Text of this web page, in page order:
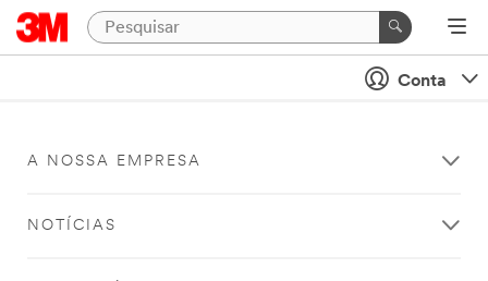
Conta
A NOSSA EMPRESA
NOTÍCIAS